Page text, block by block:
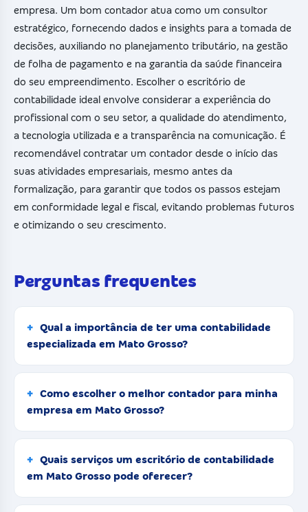
empresa. Um bom contador atua como um consultor
estratégico, fornecendo dados e insights para a tomada de
decisões, auxiliando no planejamento tributário, na gestão
de folha de pagamento e na garantia da saúde financeira
do seu empreendimento. Escolher o escritório de
contabilidade ideal envolve considerar a experiência do
profissional com o seu setor, a qualidade do atendimento,
a tecnologia utilizada e a transparência na comunicação. É
recomendável contratar um contador desde o início das
suas atividades empresariais, mesmo antes da
formalização, para garantir que todos os passos estejam
em conformidade legal e fiscal, evitando problemas futuros
e otimizando o seu crescimento.
Perguntas frequentes
Qual a importância de ter uma contabilidade
especializada em Mato Grosso?
Como escolher o melhor contador para minha
empresa em Mato Grosso?
Quais serviços um escritório de contabilidade
em Mato Grosso pode oferecer?